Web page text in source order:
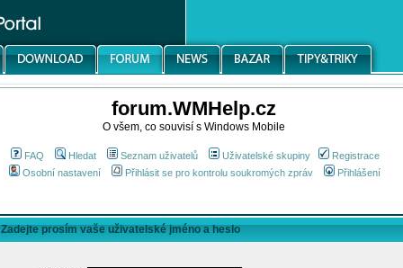
forum.WMHelp.cz
O všem, co souvisí s Windows Mobile
FAQ Hledat Seznam uživatelů Uživatelské skupiny
Registrace
Osobní nastavení
Přihlásit se pro kontrolu soukromých zpráv Přihlášení
Zadejte prosím vaše uživatelské jméno a heslo